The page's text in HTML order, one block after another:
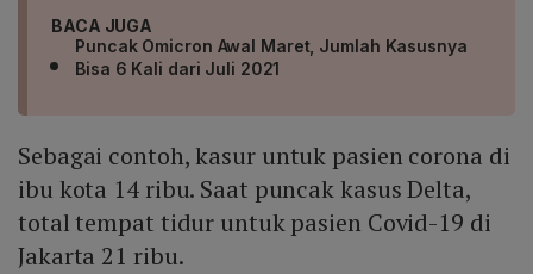
BACA JUGA
Puncak Omicron Awal Maret, Jumlah Kasusnya
Bisa 6 Kali dari Juli 2021
Sebagai contoh, kasur untuk pasien corona di
ibu kota 14 ribu. Saat puncak kasus Delta,
total tempat tidur untuk pasien Covid-19 di
Jakarta 21 ribu.